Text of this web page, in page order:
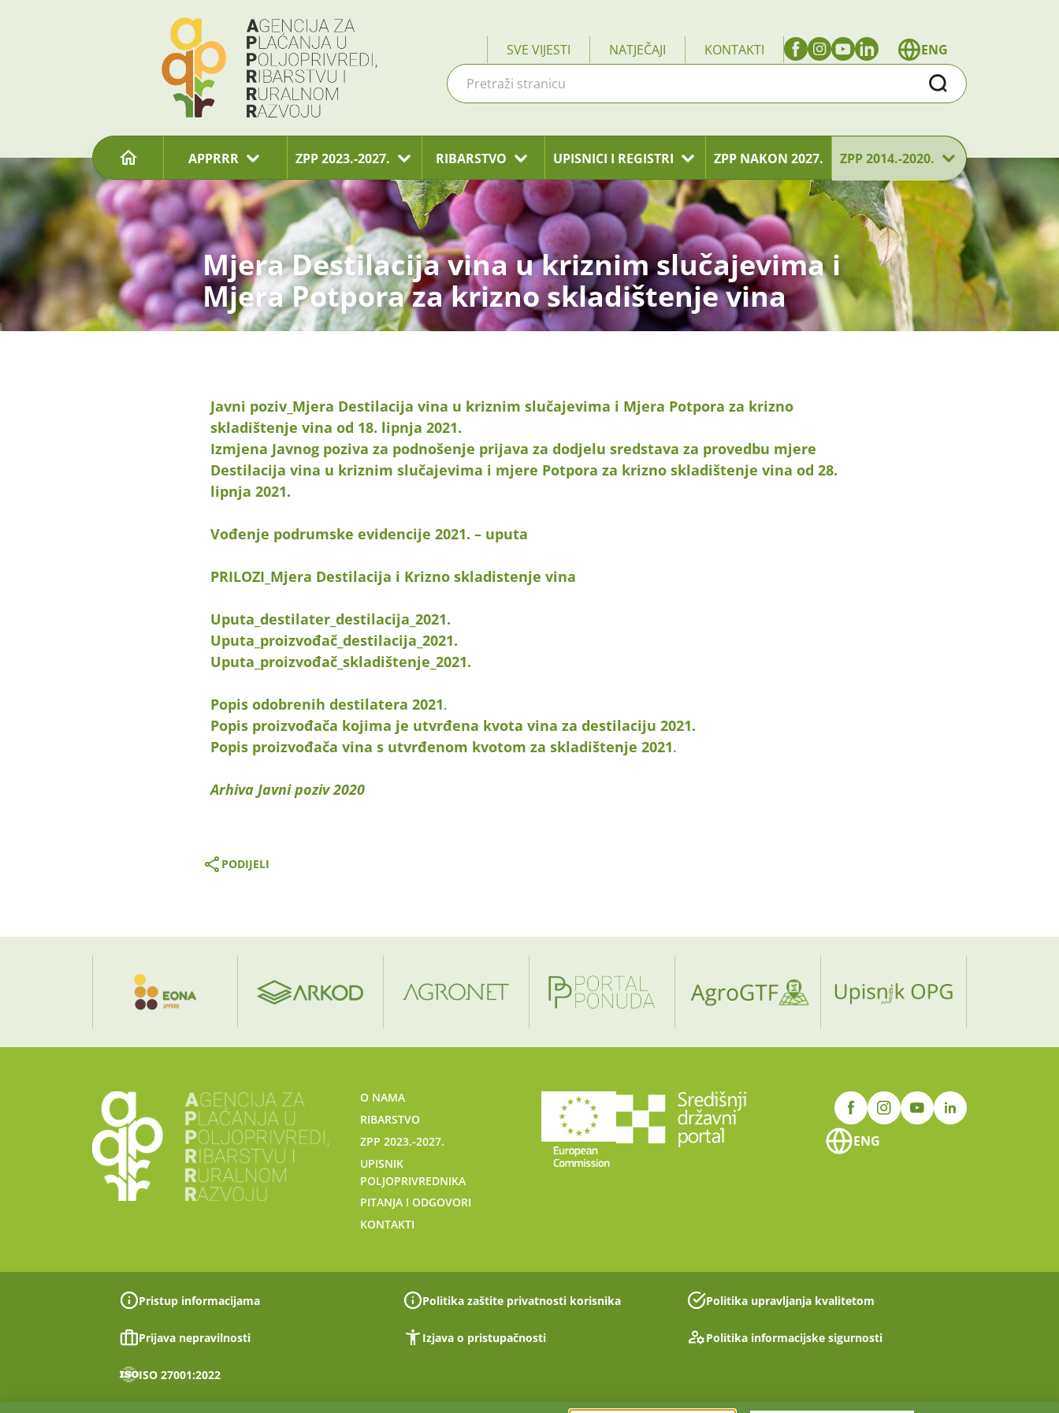
SVE VIJESTI NATJEČAJI KONTAKTI
ENG
Traži
APPRRR ZPP 2023.-2027. RIBARSTVO UPISNICI I REGISTRI ZPP NAKON 2027. ZPP 2014.-2020.
Mjera Destilacija vina u kriznim slučajevima i
Mjera Potpora za krizno skladištenje vina
Javni poziv_Mjera Destilacija vina u kriznim slučajevima i Mjera Potpora za krizno
skladištenje vina od 18. lipnja 2021.
Izmjena Javnog poziva za podnošenje prijava za dodjelu sredstava za provedbu mjere
Destilacija vina u kriznim slučajevima i mjere Potpora za krizno skladištenje vina od 28.
lipnja 2021.
Vođenje podrumske evidencije 2021. – uputa
PRILOZI_Mjera Destilacija i Krizno skladistenje vina
Uputa_destilater_destilacija_2021.
Uputa_proizvođač_destilacija_2021.
Uputa_proizvođač_skladištenje_2021.
Popis odobrenih destilatera 2021.
Popis proizvođača kojima je utvrđena kvota vina za destilaciju 2021.
Popis proizvođača vina s utvrđenom kvotom za skladištenje 2021.
Arhiva Javni poziv 2020
PODIJELI
O NAMA
RIBARSTVO
ZPP 2023.-2027.
UPISNIK
POLJOPRIVREDNIKA
PITANJA I ODGOVORI
KONTAKTI
ENG
Pristup informacijama Politika zaštite privatnosti korisnika Politika upravljanja kvalitetom
Prijava nepravilnosti Izjava o pristupačnosti Politika informacijske sigurnosti
ISO 27001:2022